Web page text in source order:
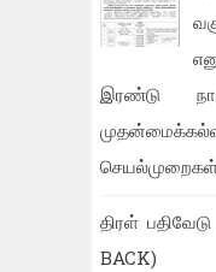
இரண்டு
திரள்
BACK)